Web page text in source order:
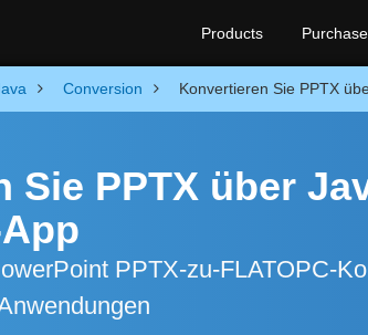
Products Purchase
Conversion Konvertieren Sie PPTX
Sie PPTX über
PPTX-zu-FLATOPC-